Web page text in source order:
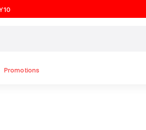
Promotions